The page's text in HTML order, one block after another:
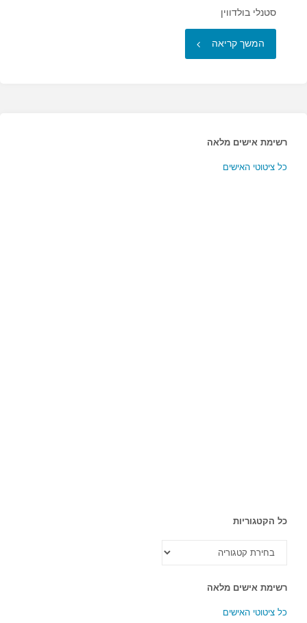
סטנלי בולדווין
המשך קריאה "אני
רשימת אישים מלאה
כל ציטוטי האישים
כל הקטגוריות
הקטגוריות
רשימת אישים מלאה
כל ציטוטי האישים